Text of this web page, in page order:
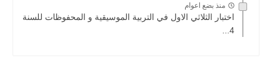
منذ بضع اعوام
اختبار الثلاثي الاول في التربية الموسيقية و المحفوظات للسنة
4...